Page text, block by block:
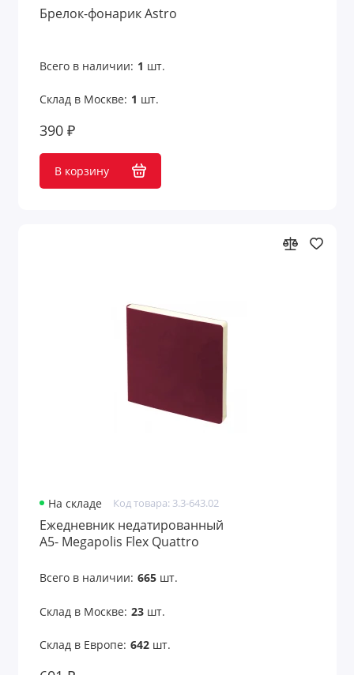
Брелок-фонарик Astro
Всего в наличии: 1 шт.
Склад в Москве: 1 шт.
390 ₽
В корзину
На складе Код товара: 3.3-643.02
Ежедневник недатированный
А5- Megapolis Flex Quattro
Всего в наличии: 665шт.
Склад в Москве: 23шт.
Склад в Европе: 642шт.